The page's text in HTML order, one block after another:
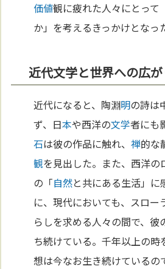
価値観に疲れた人々にとって
か」を考えるきっかけとなっ
近代文学と世界への広が
近代になると、陶淵明の詩は
ず、日本や西洋の文学者にも
石は彼の作品に触れ、禅的な
観を見出した。また、西洋
の「自然と共にある生活」に
に、現代においても、スロ
らしを求める人々の間で、
ち続けている。千年以上の時
想は今なお生き続けているの